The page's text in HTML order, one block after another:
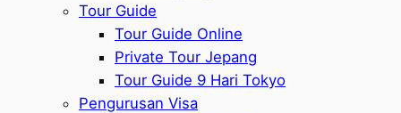
Tour Guide
Tour Guide Online
Private Tour Jepang
Tour Guide 9 Hari Tokyo
Pengurusan Visa